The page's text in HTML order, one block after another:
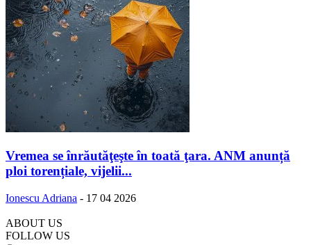
Vremea se înrăutăţeşte în toată ţara. ANM anunță
ploi torențiale, vijelii...
Ionescu Adriana - 17 04 2026
ABOUT US
FOLLOW US